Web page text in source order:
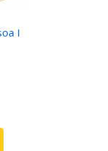
I